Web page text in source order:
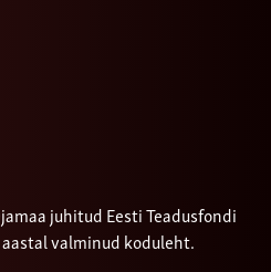
juhitud Eesti Teadusfondi
valminud koduleht.